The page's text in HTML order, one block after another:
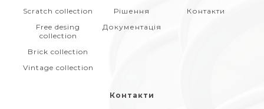
Scratch collection
Free desing
collection
Brick collection
Vintage collection
Рішення
Документація
Контакти
Контакти